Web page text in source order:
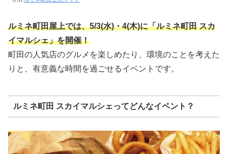
ルミネ町田屋上では、5/3(水)・4(木)に「ルミネ町田 スカ
イマルシェ」を開催！
町田の人気店のグルメを楽しめたり、環境のことを考えた
りと、有意義な時間を過ごせるイベントです。
ルミネ町田 スカイマルシェってどんなイベント？